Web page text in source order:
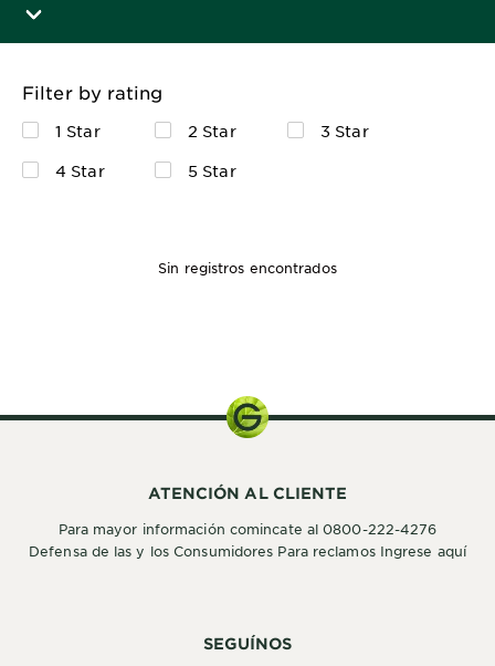
Filter by rating
1 Star 2 Star
3 Star
4 Star
5 Star
Sin registros encontrados
SEGUÍNOS
ATENCIÓN AL CLIENTE
Para mayor información comincate al 0800-222-4276
Defensa de las y los Consumidores Para reclamos Ingrese aquí